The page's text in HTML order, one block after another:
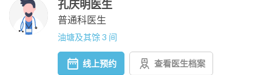
孔庆明医生
普通科医生
油塘及其馀 3 间
线上预约 查看医生档案